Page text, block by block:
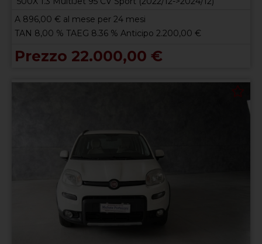
A 896,00 € al mese per 24 mesi
TAN 8,00 % TAEG 8.36 % Anticipo 2.200,00 €
Prezzo 22.000,00 €